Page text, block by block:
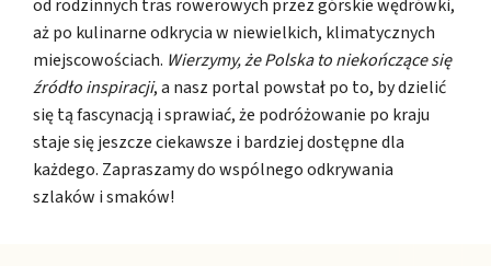
od rodzinnych tras rowerowych przez górskie wędrówki,
aż po kulinarne odkrycia w niewielkich, klimatycznych
miejscowościach. Wierzymy, że Polska to niekończące się
źródło inspiracji, a nasz portal powstał po to, by dzielić
się tą fascynacją i sprawiać, że podróżowanie po kraju
staje się jeszcze ciekawsze i bardziej dostępne dla
każdego. Zapraszamy do wspólnego odkrywania
szlaków i smaków!